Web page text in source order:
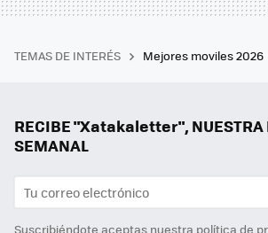
TEMAS DE INTERÉS Mejores moviles 2026
RECIBE "Xatakaletter", NUESTRA
SEMANAL
Suscribiéndote aceptas nuestra política de